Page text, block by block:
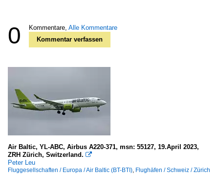
0 Kommentare, Alle Kommentare
Kommentar verfassen
Air Baltic, YL-ABC, Airbus A220-371, msn: 55127, 19.April 2023,
ZRH Zürich, Switzerland. 
Peter Leu
Fluggesellschaften / Europa / Air Baltic (BT-BTI), Flughäfen / Schweiz / Zürich